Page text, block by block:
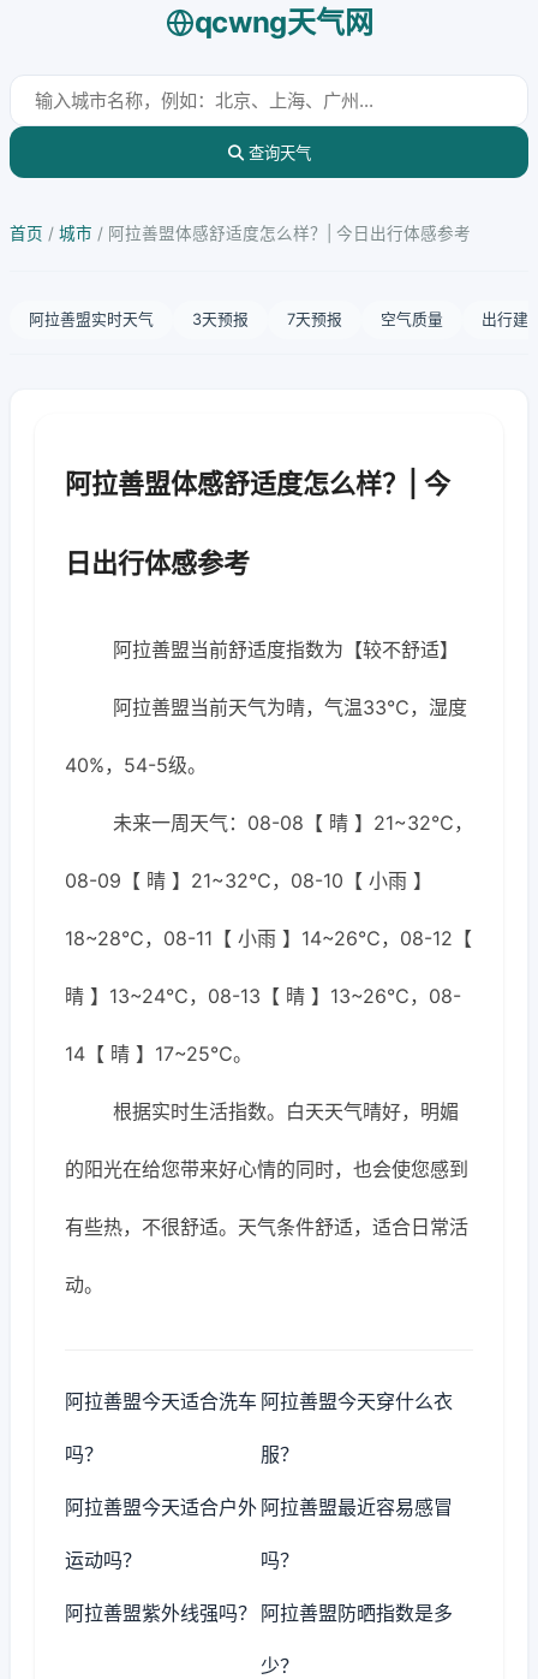
qcwng天气网
查询天气
首页 / 城市 / 阿拉善盟体感舒适度怎么样？| 今日出行体感参考
阿拉善盟实时天气 3天预报 7天预报 空气质量 出行建
阿拉善盟体感舒适度怎么样？| 今
日出行体感参考
阿拉善盟当前舒适度指数为【较不舒适】
阿拉善盟当前天气为晴，气温33℃，湿度
40%，54-5级。
未来一周天气：08-08【 晴 】21~32℃，
08-09【 晴 】21~32℃，08-10【 小雨 】
18~28℃，08-11【 小雨 】14~26℃，08-12【
晴 】13~24℃，08-13【 晴 】13~26℃，08-
14【 晴 】17~25℃。
根据实时生活指数。白天天气晴好，明媚
的阳光在给您带来好心情的同时，也会使您感到
有些热，不很舒适。天气条件舒适，适合日常活
动。
阿拉善盟今天适合洗车
吗？
阿拉善盟今天穿什么衣
服？
阿拉善盟今天适合户外
运动吗？
阿拉善盟最近容易感冒
吗？
阿拉善盟紫外线强吗？ 阿拉善盟防晒指数是多
少？